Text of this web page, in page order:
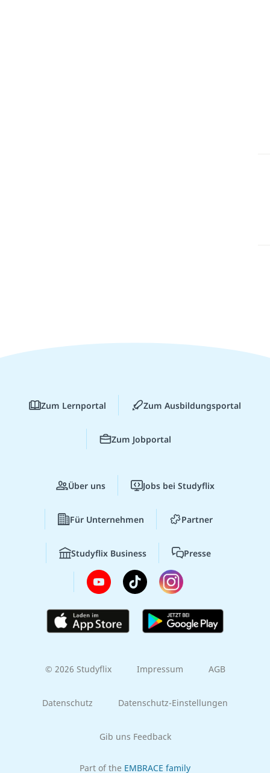
Zum Lernportal Zum Ausbildungsportal
Zum Jobportal
Über uns Jobs bei Studyflix
Für Unternehmen Partner
Studyflix Business Presse
© 2026 Studyflix Impressum AGB
Datenschutz Datenschutz-Einstellungen
Gib uns Feedback
Part of the EMBRACE family